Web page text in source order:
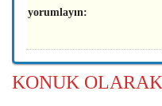
yorumlayın:
KONUK